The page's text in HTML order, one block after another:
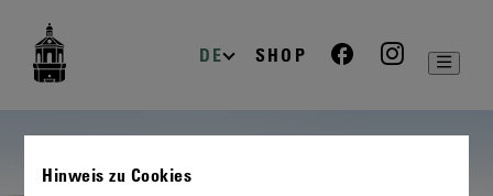
Navigation
DE SHOP
Hinweis zu Cookies